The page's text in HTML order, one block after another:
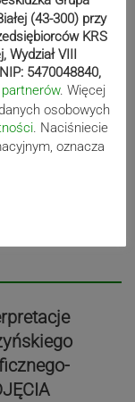
post
(43-300) przy
KRS
VIII
5470048840,
. Więcej
osobowych
. Naciśniecie
oznacza